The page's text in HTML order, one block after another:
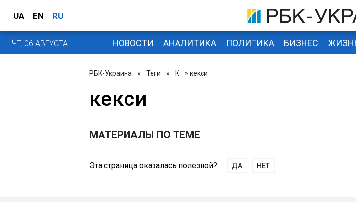
UA EN RU
ЧТ, 06 АВГУСТА НОВОСТИ АНАЛИТИКА ПОЛИТИКА БИЗНЕС
РБК-Украина » Теги » К » кекси
кекси
МАТЕРИАЛЫ ПО ТЕМЕ
Эта страница оказалась полезной? ДА НЕТ